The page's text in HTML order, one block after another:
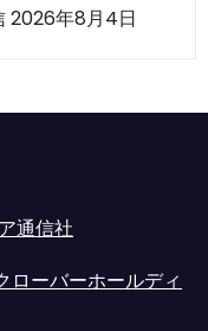
2026年8月4日
通信社
ローバーホールディ